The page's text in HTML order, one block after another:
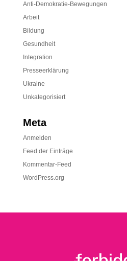
Anti-Demokratie-Bewegungen
Arbeit
Bildung
Gesundheit
Integration
Presseerklärung
Ukraine
Unkategorisiert
Meta
Anmelden
Feed der Einträge
Kommentar-Feed
WordPress.org